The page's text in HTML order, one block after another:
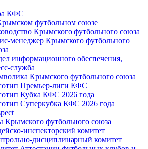
КФС
футбольном союзе
Крымского футбольного союза
менеджер Крымского футбольного
информационного обеспечения,
служба
Крымского футбольного союза
Премьер-лиги КФС
Кубка КФС 2026 года
Суперкубка КФС 2026 года
Крымского футбольного союза
инспекторский комитет
дисциплинарный комитет